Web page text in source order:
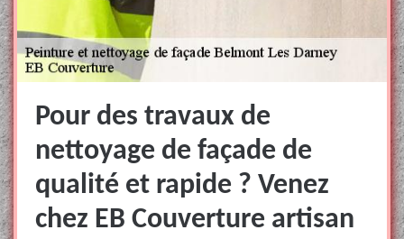
Pour des travaux de
nettoyage de façade de
qualité et rapide ? Venez
chez EB Couverture artisan